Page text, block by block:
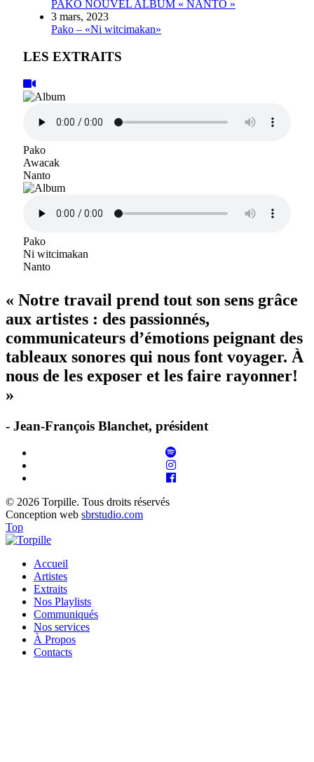
PAKO NOUVEL ALBUM « NANTO »
3 mars, 2023
Pako – «Ni witcimakan»
LES EXTRAITS
Pako
Awacak
Nanto
Pako
Ni witcimakan
Nanto
« Notre travail prend tout son sens grâce
aux artistes : des passionnés,
communicateurs d’émotions peignant des
tableaux sonores qui nous font voyager. À
nous de les exposer et les faire rayonner!
»
- Jean-François Blanchet, président
© 2026 Torpille. Tous droits réservés
Conception web sbrstudio.com
Top
Accueil
Artistes
Extraits
Nos Playlists
Communiqués
Nos services
À Propos
Contacts